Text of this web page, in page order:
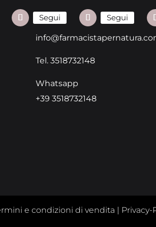
Segui Segui
Tel. 3518732148
Whatsapp
+39 3518732148
e condizioni di vendita Privacy-